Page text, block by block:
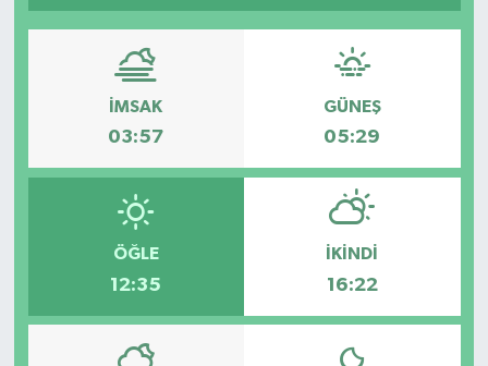
İMSAK
03:57
GÜNEŞ
05:29
ÖĞLE
12:35
İKINDI
16:22